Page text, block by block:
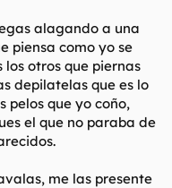
alagando a una
piensa como yo se
otros que piernas
depilatelas que es lo
pelos que yo coño,
el que no paraba de
me las presente